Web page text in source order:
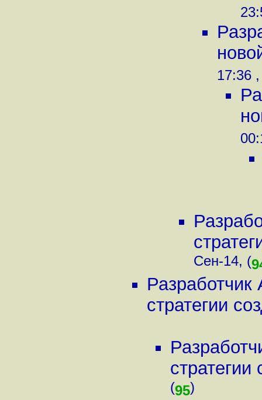
17:36
Сен-14, (
Разработчик
стратегии
стратегии
(95)